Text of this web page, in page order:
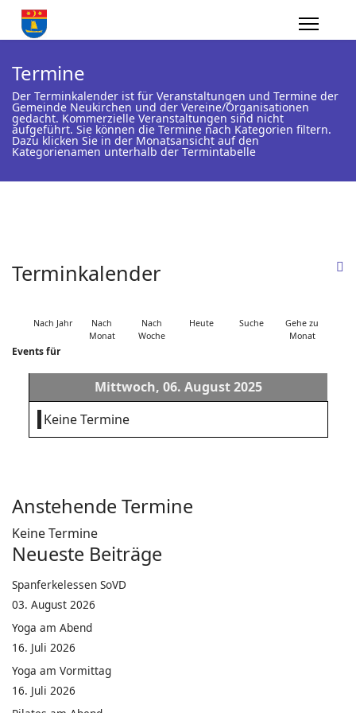
Termine
Der Terminkalender ist für Veranstaltungen und Termine der
Gemeinde Neukirchen und der Vereine/Organisationen
gedacht. Kommerzielle Veranstaltungen sind nicht
aufgeführt. Sie können die Termine nach Kategorien filtern.
Dazu klicken Sie in der Monatsansicht auf den
Kategorienamen unterhalb der Termintabelle
Terminkalender
Nach Jahr
Nach
Monat
Nach
Woche
Heute Suche
Gehe zu
Monat
Events für
Mittwoch, 06. August 2025
Keine Termine
Anstehende Termine
Keine Termine
Neueste Beiträge
Spanferkelessen SoVD
03. August 2026
Yoga am Abend
16. Juli 2026
Yoga am Vormittag
16. Juli 2026